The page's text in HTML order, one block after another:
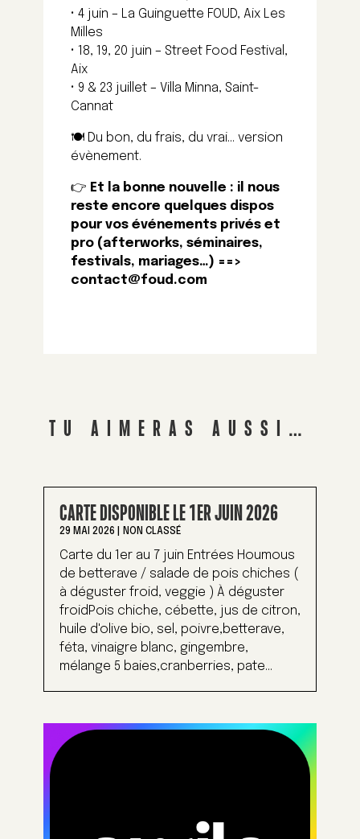
• 4 juin – La Guinguette FOUD, Aix Les
Milles
• 18, 19, 20 juin – Street Food Festival,
Aix
• 9 & 23 juillet – Villa Minna, Saint-
Cannat
🍽️ Du bon, du frais, du vrai… version
évènement.
👉 Et la bonne nouvelle : il nous
reste encore quelques dispos
pour vos événements privés et
pro (afterworks, séminaires,
festivals, mariages…) ==>
contact@foud.com
TU AIMERAS AUSSI…
CARTE DISPONIBLE LE 1ER JUIN 2026
29 MAI 2026 NON CLASSÉ
Carte du 1er au 7 juin Entrées Houmous
de betterave / salade de pois chiches (
à déguster froid, veggie ) À déguster
froidPois chiche, cébette, jus de citron,
huile d'olive bio, sel, poivre,betterave,
féta, vinaigre blanc, gingembre,
mélange 5 baies,cranberries, pate...